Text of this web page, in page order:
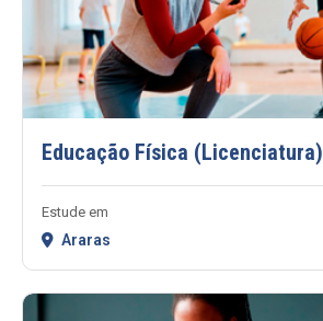
Educação Física (Licenciatura)
Estude em
Araras